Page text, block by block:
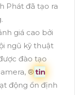
Phát đã tạo ra
giá cao bởi
ngũ kỹ thuật
đào tạo
®️tin
động ổn định